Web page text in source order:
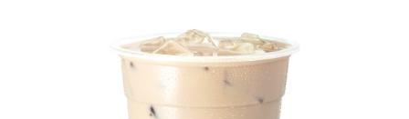
電子設計の基本と応用
エネルギーの専門メディア